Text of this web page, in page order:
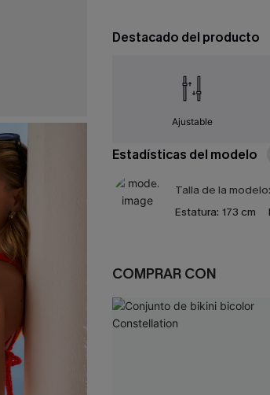
Destacado del producto
Ajustable
Estadísticas del modelo
Talla de la modelo:
Estatura: 173 cm
COMPRAR CON